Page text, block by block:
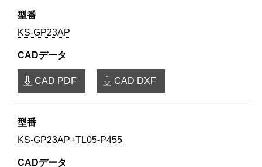
KS-GP23AP
CAD PDF CAD DXF
KS-GP23AP+TL05-P455